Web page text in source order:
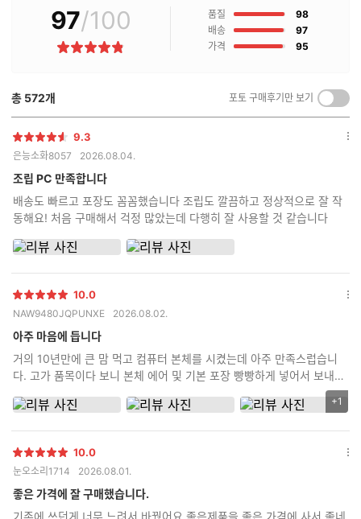
매
후
기
97/100
별
품질 98점
배송
97점
가격
95점
총 572개 포토 구매후기만 보기
켜
기/
별
점
9.3
은능소화8057 2026.08.04.
조립 PC 만족합니다
배송도 빠르고 포장도 꼼꼼했습니다 조립도 깔끔하고 정상적으로 잘 작
동해요! 처음 구매해서 걱정 많았는데 다행히 잘 사용할 것 같습니다
옵
별
점
10.0
NAW9480JQPUNXE 2026.08.02.
아주 마음에 듭니다
거의 10년만에 큰 맘 먹고 컴퓨터 본체를 시켰는데 아주 만족스럽습니
다. 고가 품목이다 보니 본체 에어 및 기본 포장 빵빵하게 넣어서 보내주
비 포함 안하고 신청했는데 먼저 전화해서 조립 신청 안했는데 신청 안
다는 생각이 드네요
리
+1
옵
별
점
10.0
눈오소리1714 2026.08.01.
좋은 가격에 잘 구매했습니다.
기존에 쓰던게 너무 느려서 바꿨어요 좋은제품을 좋은 가격에 사서 좋네
옵